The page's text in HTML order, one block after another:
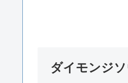
ダイモンジ